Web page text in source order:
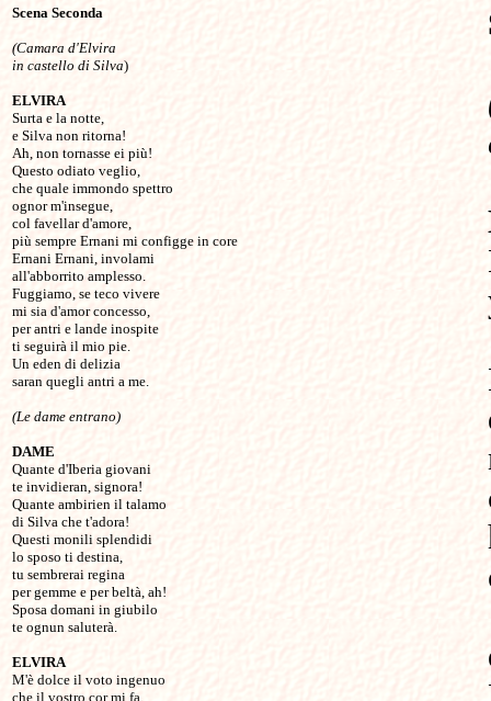
Scena Seconda
(Camara d'Elvira
in castello di Silva)
ELVIRA
Surta e la notte,
e Silva non ritorna!
Ah, non tornasse ei più!
Questo odiato veglio,
che quale immondo spettro
ognor m'insegue,
col favellar d'amore,
più sempre Ernani mi configge in core
Ernani Ernani, involami
all'abborrito amplesso.
Fuggiamo, se teco vivere
mi sia d'amor concesso,
per antri e lande inospite
ti seguirà il mio pie.
Un eden di delizia
saran quegli antri a me.
DAME
Quante d'Iberia giovani
te invidieran, signora!
Quante ambirien il talamo
di Silva che t'adora!
Questi monili splendidi
lo sposo ti destina,
tu sembrerai regina
per gemme e per beltà, ah!
Sposa domani in giubilo
te ognun saluterà.
ELVIRA
M'è dolce il voto ingenuo